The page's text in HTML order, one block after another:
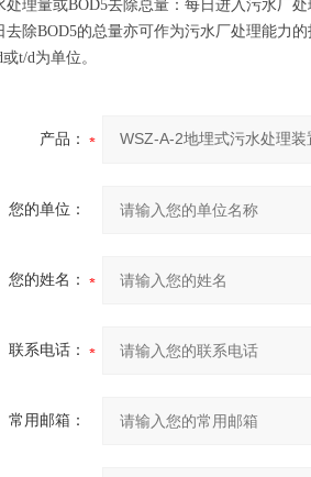
处理量或BOD5去除总量：每日进入污水厂
去除BOD5的总量亦可作为污水厂处理能力
t/d为单位。
产品：
您的单位：
您的姓名：
联系电话：
常用邮箱：